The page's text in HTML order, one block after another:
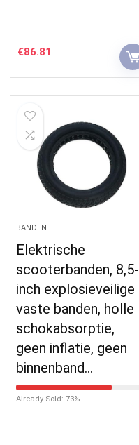
€86.81
BANDEN
Elektrische
scooterbanden, 8,5-
inch explosieveilige
vaste banden, holle
schokabsorptie,
geen inflatie, geen
binnenband…
Already Sold: 73%